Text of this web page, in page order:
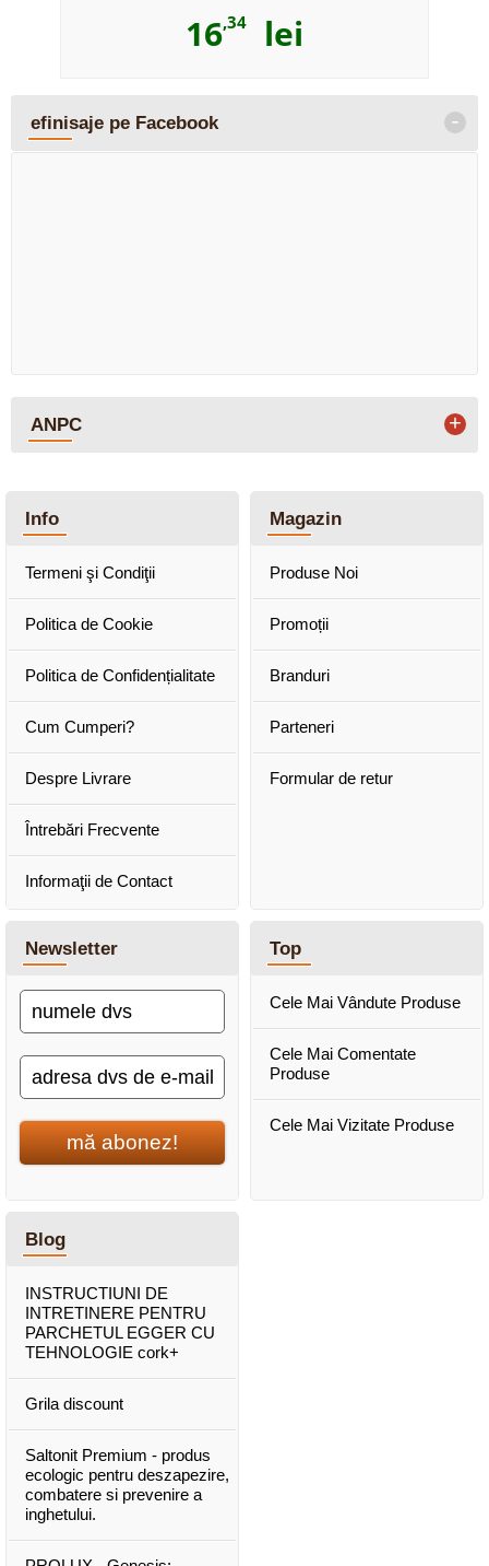
16,34 lei
efinisaje pe Facebook -
ANPC +
Info
Termeni şi Condiţii
Politica de Cookie
Politica de Confidențialitate
Cum Cumperi?
Despre Livrare
Întrebări Frecvente
Informaţii de Contact
Magazin
Produse Noi
Promoții
Branduri
Parteneri
Formular de retur
Newsletter
mă abonez!
Top
Cele Mai Vândute Produse
Cele Mai Comentate
Produse
Cele Mai Vizitate Produse
Blog
INSTRUCTIUNI DE
INTRETINERE PENTRU
PARCHETUL EGGER CU
TEHNOLOGIE cork+
Grila discount
Saltonit Premium - produs
ecologic pentru deszapezire,
combatere si prevenire a
inghetului.